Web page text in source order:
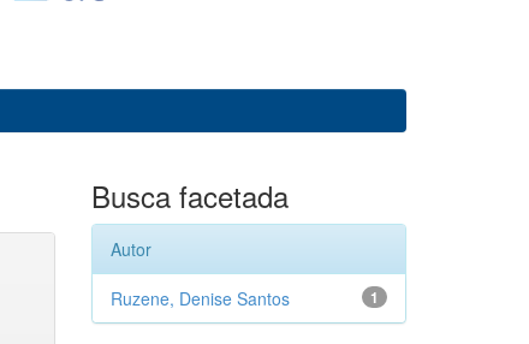
Busca facetada
Autor
1
Ruzene, Denise Santos